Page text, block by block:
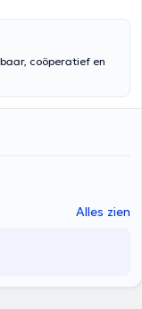
coöperatief en
Alles zien